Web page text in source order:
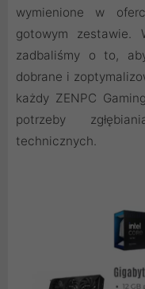
wymienione w
gotowym zestawie.
zadbaliśmy o to,
dobrane i
każdy ZENPC
potrzeby
technicznych.